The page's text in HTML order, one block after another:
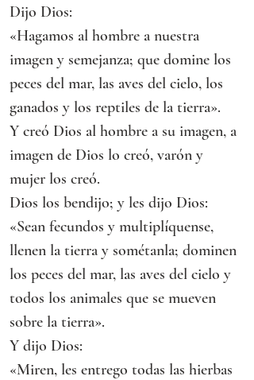
Dijo Dios:
«Hagamos al hombre a nuestra
imagen y semejanza; que domine los
peces del mar, las aves del cielo, los
ganados y los reptiles de la tierra».
Y creó Dios al hombre a su imagen, a
imagen de Dios lo creó, varón y
mujer los creó.
Dios los bendijo; y les dijo Dios:
«Sean fecundos y multiplíquense,
llenen la tierra y sométanla; dominen
los peces del mar, las aves del cielo y
todos los animales que se mueven
sobre la tierra».
Y dijo Dios:
«Miren, les entrego todas las hierbas